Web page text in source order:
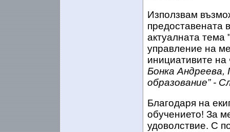
Използвам
предоставената
актуалната
управление на
инициативите
Бонка
образование” -
Благодаря на
обучението! За
удоволствие. С